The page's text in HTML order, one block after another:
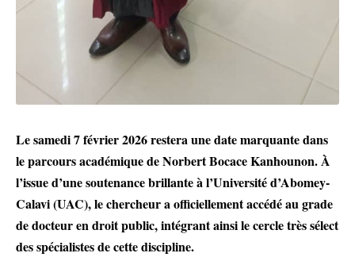
Le samedi 7 février 2026 restera une date marquante dans
le parcours académique de Norbert Bocace Kanhounon. À
l’issue d’une soutenance brillante à l’Université d’Abomey-
Calavi (UAC), le chercheur a officiellement accédé au grade
de docteur en droit public, intégrant ainsi le cercle très sélect
des spécialistes de cette discipline.